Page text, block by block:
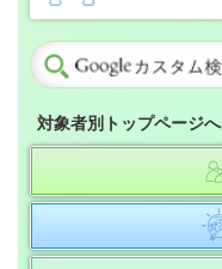
対象者別トップページへ